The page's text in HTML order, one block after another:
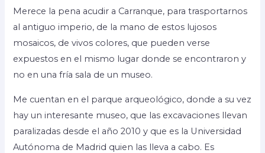
Merece la pena acudir a Carranque, para trasportarnos
al antiguo imperio, de la mano de estos lujosos
mosaicos, de vivos colores, que pueden verse
expuestos en el mismo lugar donde se encontraron y
no en una fría sala de un museo.
Me cuentan en el parque arqueológico, donde a su vez
hay un interesante museo, que las excavaciones llevan
paralizadas desde el año 2010 y que es la Universidad
Autónoma de Madrid quien las lleva a cabo. Es